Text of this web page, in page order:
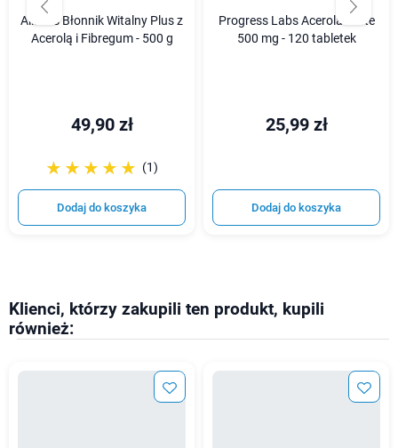
Aliness Błonnik Witalny Plus z
Acerolą i Fibregum - 500 g
49,90 zł
☆☆☆☆☆
★★★★★ (1)
Dodaj do koszyka
Progress Labs Acerola Forte
500 mg - 120 tabletek
25,99 zł
Dodaj do koszyka
Klienci, którzy zakupili ten produkt, kupili
również: